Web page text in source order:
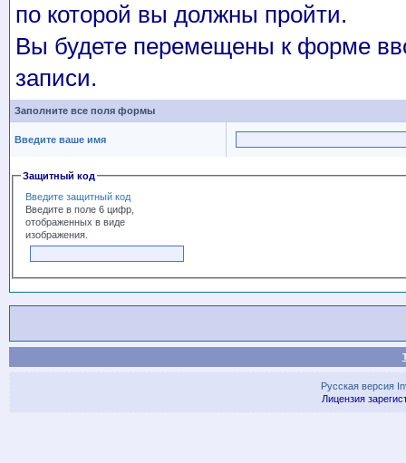
по которой вы должны пройти.
Вы будете перемещены к форме
записи.
Заполните все поля формы
Введите ваше имя
Защитный код
Введите защитный код
Введите в поле 6 цифр,
отображенных в виде
изображения.
Русская версия
Лицензия